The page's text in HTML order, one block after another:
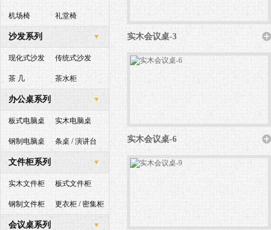
机场椅 礼堂椅
沙发系列
现化式沙发 传统式沙发
茶 几 茶水柜
办公桌系列
板式电脑桌 实木电脑桌
钢制电脑桌 条桌 / 演讲台
文件柜系列
实木文件柜 板式文件柜
钢制文件柜 更衣柜 / 密集柜
会议桌系列
实木会议桌-3
实木会议桌-6